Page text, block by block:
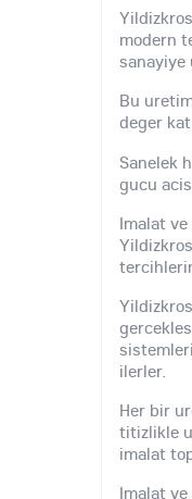
modern
sanayiye
Bu
deger
Sanelek
gucu
Imalat
ilerler.
Her bir
titizlikle
imalat
Imalat